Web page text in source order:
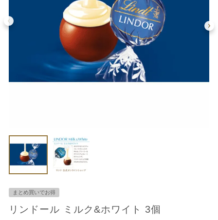
まとめ買いでお得
リンドール ミルク&ホワイト 3個